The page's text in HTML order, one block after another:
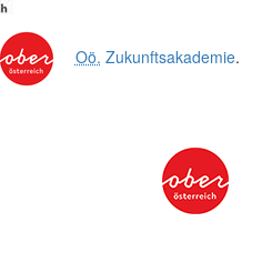
Oö. Zukunftsakademie.